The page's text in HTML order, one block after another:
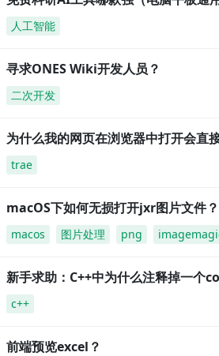
人工智能
寻求ONES Wiki开发人员？
二次开发
为什么我的网页在浏览器中打开会直
trae
macOS下如何无损打开jxr图片文件？
macos 图片处理 png
新手求助：C++中为什么注释掉一个
c++
前端预览excel？